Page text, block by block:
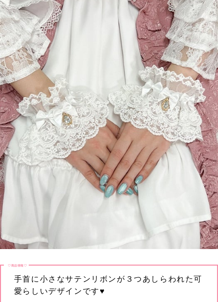
♡商品情報♡
手首に小さなサテンリボンが３つあしらわれた可
愛らしいデザインです♥